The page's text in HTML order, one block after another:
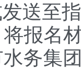
送至
报名
务集